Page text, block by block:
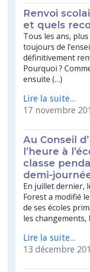
Renvoi
et quels
Tous les ans,
toujours de
définitivement
Pourquoi ?
ensuite (…)
Lire la suite...
17 novembre
Au Conseil
l’heure à
classe
demi-
En juillet dernier,
Forest a modifié
de ses écoles
les changements,
Lire la suite...
13 décembre